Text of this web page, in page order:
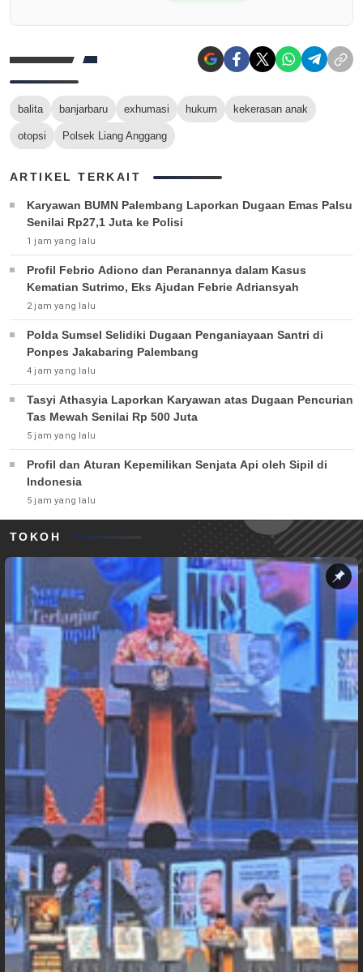
balita banjarbaru exhumasi hukum kekerasan anak
otopsi Polsek Liang Anggang
ARTIKEL TERKAIT
Karyawan BUMN Palembang Laporkan Dugaan Emas Palsu
Senilai Rp27,1 Juta ke Polisi
1 jam yang lalu
Profil Febrio Adiono dan Peranannya dalam Kasus
Kematian Sutrimo, Eks Ajudan Febrie Adriansyah
2 jam yang lalu
Polda Sumsel Selidiki Dugaan Penganiayaan Santri di
Ponpes Jakabaring Palembang
4 jam yang lalu
Tasyi Athasyia Laporkan Karyawan atas Dugaan Pencurian
Tas Mewah Senilai Rp 500 Juta
5 jam yang lalu
Profil dan Aturan Kepemilikan Senjata Api oleh Sipil di
Indonesia
5 jam yang lalu
TOKOH